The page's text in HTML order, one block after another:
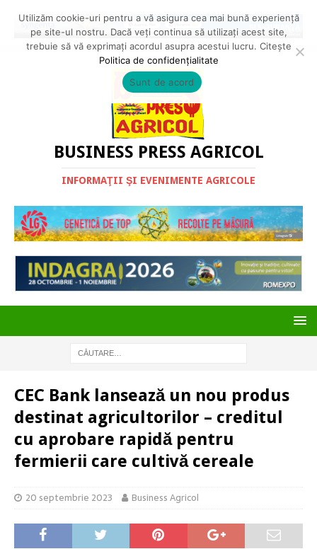
BUSINESS PRESS AGRICOL
INFORMAŢII ŞI EVENIMENTE AGRICOLE
CEC Bank lansează un nou produs
destinat agricultorilor – creditul
cu aprobare rapidă pentru
fermierii care cultivă cereale
20 septembrie 2023 Business Agricol
Utilizăm cookie-uri pentru a vă asigura cea mai bună experiență
pe site-ul nostru. Dacă veți continua să utilizați acest site,
trebuie să vă exprimați acordul asupra acestui lucru. Citește
Politica de confidențialitate
Sunt de acord